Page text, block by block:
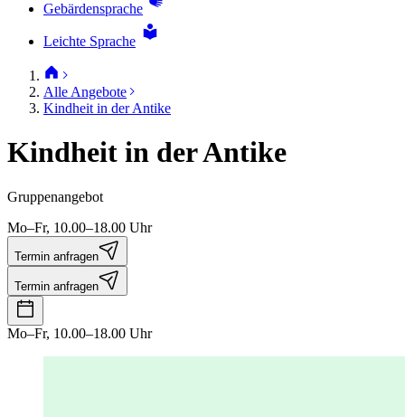
Gebärdensprache
Leichte Sprache
Alle Angebote
Kindheit in der Antike
Kindheit in der Antike
Gruppenangebot
Mo–Fr, 10.00–18.00 Uhr
Termin anfragen
Termin anfragen
Mo–Fr, 10.00–18.00 Uhr